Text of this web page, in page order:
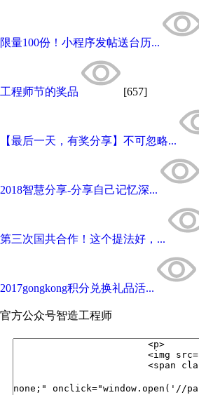
限量100份！小程序发帖送台历...
工程师节的奖品 [657]
【最后一天，有奖分享】不可忽略...
2018智慧分享-分享自己记忆深...
第三次国共合作！这个提法好，...
2017gongkong积分兑换礼品活...
官方公众号智造工程师